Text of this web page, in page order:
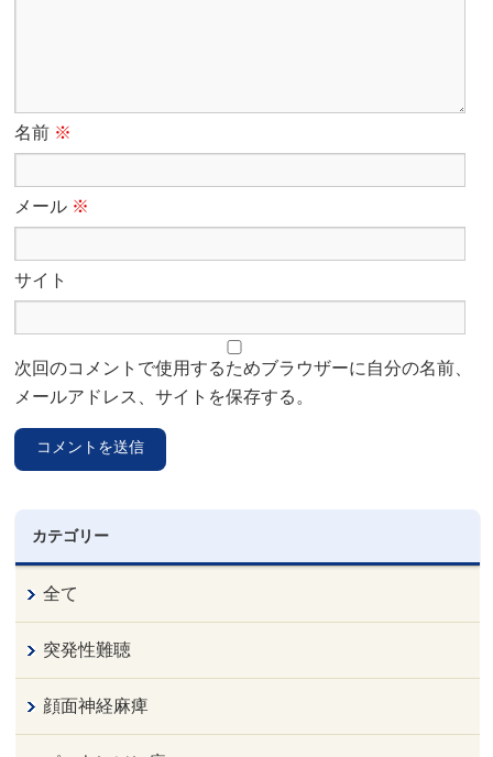
名前 ※
メール ※
サイト
次回のコメントで使用するためブラウザーに自分の名前、
メールアドレス、サイトを保存する。
カテゴリー
全て
突発性難聴
顔面神経麻痺